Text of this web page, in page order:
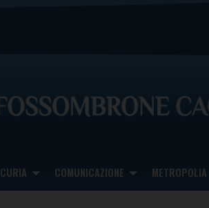
CURIA COMUNICAZIONE METROPOLIA